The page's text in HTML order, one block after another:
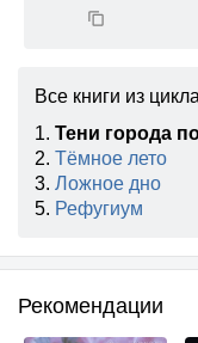
Все книги из цикла
1. Тени города
2. Тёмное лето
3. Ложное дно
5. Рефугиум
Рекомендации